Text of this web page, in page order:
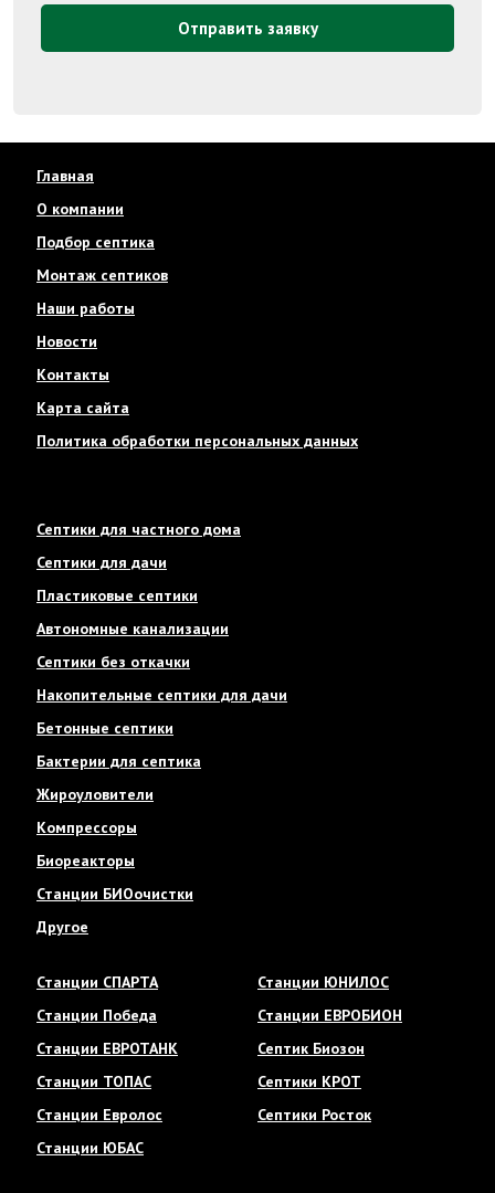
Отправить заявку
Главная
О компании
Подбор септика
Монтаж септиков
Наши работы
Новости
Контакты
Карта сайта
Политика обработки персональных данных
Септики для частного дома
Септики для дачи
Пластиковые септики
Автономные канализации
Септики без откачки
Накопительные септики для дачи
Бетонные септики
Бактерии для септика
Жироуловители
Компрессоры
Биореакторы
Станции БИОочистки
Другое
Станции СПАРТА
Станции Победа
Станции ЕВРОТАНК
Станции ТОПАС
Станции Евролос
Станции ЮБАС
Станции ЮНИЛОС
Станции ЕВРОБИОН
Септик Биозон
Септики КРОТ
Септики Росток